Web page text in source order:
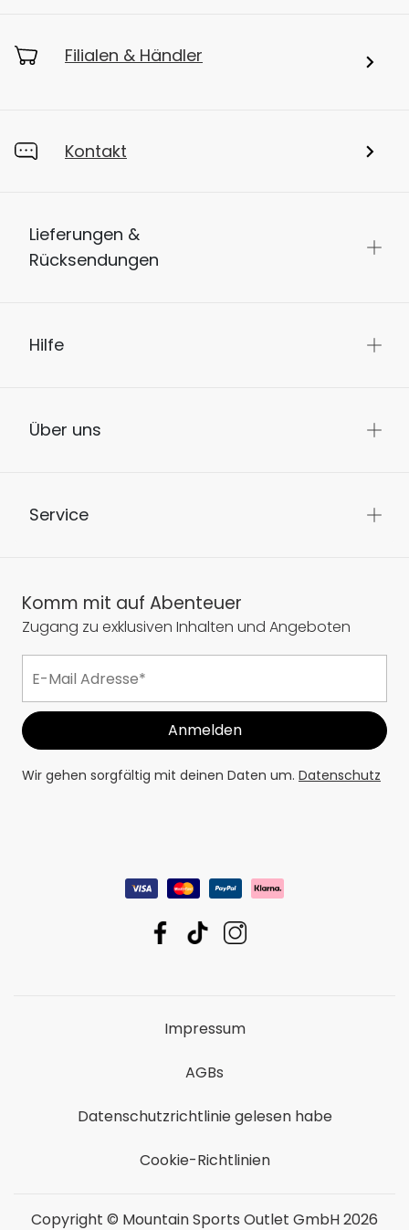
Filialen & Händler
Kontakt
Lieferungen &
Rücksendungen
Hilfe
Über uns
Service
Komm mit auf Abenteuer
Zugang zu exklusiven Inhalten und Angeboten
Wir gehen sorgfältig mit deinen Daten um. Datenschutz
Impressum
AGBs
Datenschutzrichtlinie gelesen habe
Cookie-Richtlinien
Copyright © Mountain Sports Outlet GmbH 2026